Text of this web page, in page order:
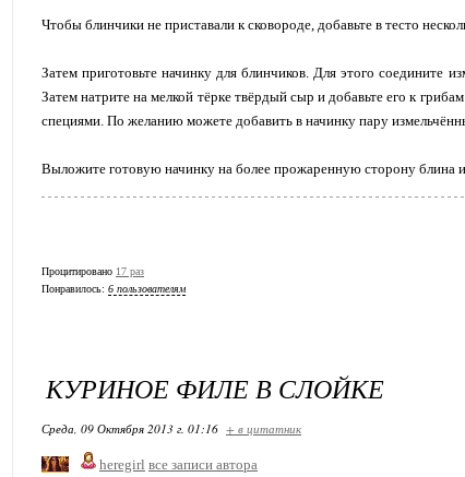
Чтобы блинчики не приставали к сковороде, добавьте в тесто
Затем приготовьте начинку для блинчиков. Для этого соедините
Затем натрите на мелкой тёрке твёрдый сыр и добавьте его к
специями. По желанию можете добавить в начинку пару
Выложите готовую начинку на более прожаренную сторону блина и
Процитировано 17 раз
Понравилось: 6 пользователям
КУРИНОЕ ФИЛЕ В СЛОЙКЕ
Среда, 09 Октября 2013 г. 01:16 + в цитатник
heregirl все записи автора